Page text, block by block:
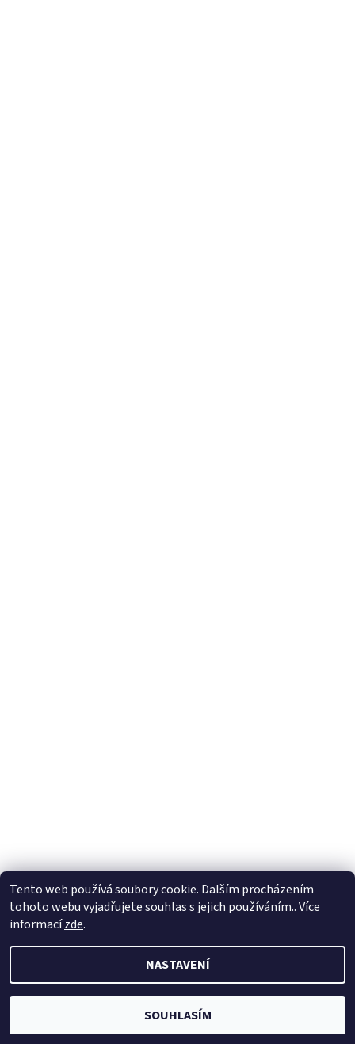
Tento web používá soubory cookie. Dalším procházením
tohoto webu vyjadřujete souhlas s jejich používáním.. Více
informacízde.
NASTAVENÍ
SOUHLASÍM